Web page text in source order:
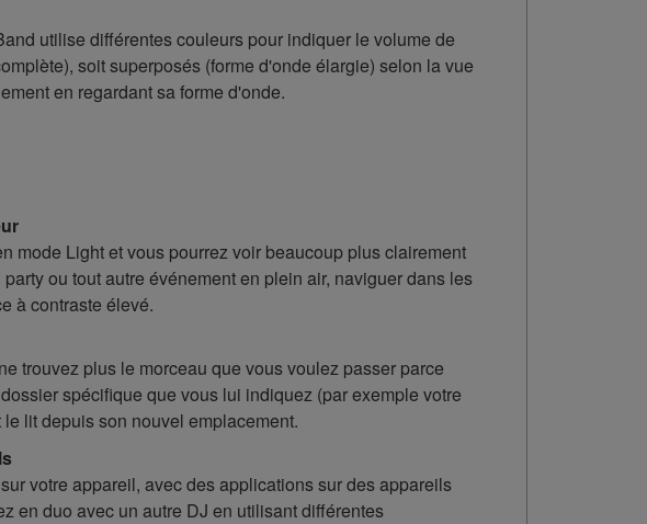
utilise différentes couleurs pour indiquer le volume de
soit superposés (forme d'onde élargie) selon la vue
en regardant sa forme d'onde.
mode Light et vous pourrez voir beaucoup plus clairement
ou tout autre événement en plein air, naviguer dans les
à contraste élevé.
trouvez plus le morceau que vous voulez passer parce
spécifique que vous lui indiquez (par exemple votre
lit depuis son nouvel emplacement.
votre appareil, avec des applications sur des appareils
en duo avec un autre DJ en utilisant différentes